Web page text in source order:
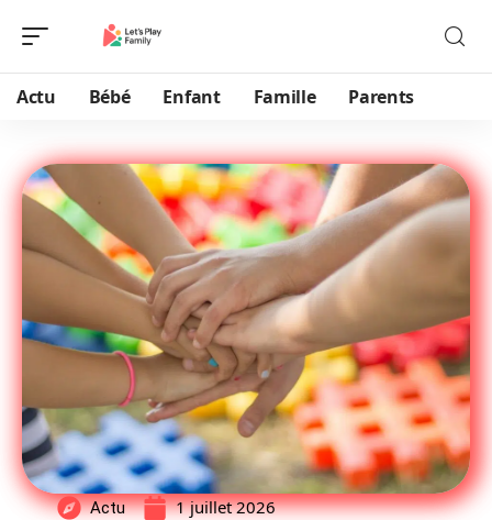
Actu Bébé Enfant Famille Parents
Actu 1 juillet 2026